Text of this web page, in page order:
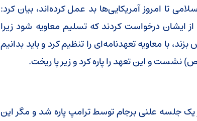
تا امروز آمریکایی‌ها بد عمل کرده‌اند، بیان کرد:
ایشان درخواست کردند که تسلیم معاویه شود زیرا
با معاویه تعهدنامه‌ای را تنظیم کرد و باید بدانیم
نشست و این تعهد را پاره کرد و زیر پا ریخت.
یک جلسه علنی برجام توسط ترامپ پاره شد و مگر این